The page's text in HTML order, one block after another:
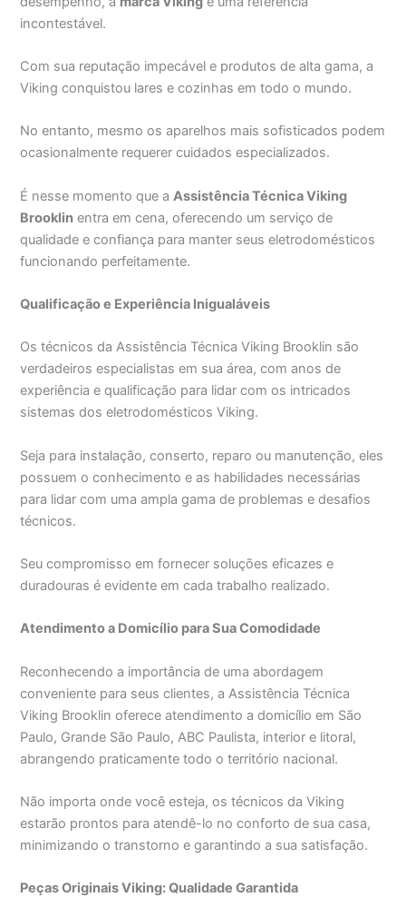
incontestável.
Com sua reputação impecável e produtos de alta gama, a
Viking conquistou lares e cozinhas em todo o mundo.
No entanto, mesmo os aparelhos mais sofisticados podem
ocasionalmente requerer cuidados especializados.
É nesse momento que aAssistência Técnica Viking
Brooklin entra em cena, oferecendo um serviço de
qualidade e confiança para manter seus eletrodomésticos
funcionando perfeitamente.
Qualificação e Experiência Inigualáveis
Os técnicos da Assistência Técnica Viking Brooklin são
verdadeiros especialistas em sua área, com anos de
experiência e qualificação para lidar com os intricados
sistemas dos eletrodomésticos Viking.
Seja para instalação, conserto, reparo ou manutenção, eles
possuem o conhecimento e as habilidades necessárias
para lidar com uma ampla gama de problemas e desafios
técnicos.
Seu compromisso em fornecer soluções eficazes e
duradouras é evidente em cada trabalho realizado.
Atendimento a Domicílio para Sua Comodidade
Reconhecendo a importância de uma abordagem
conveniente para seus clientes, a Assistência Técnica
Viking Brooklin oferece atendimento a domicílio em São
Paulo, Grande São Paulo, ABC Paulista, interior e litoral,
abrangendo praticamente todo o território nacional.
Não importa onde você esteja, os técnicos da Viking
estarão prontos para atendê-lo no conforto de sua casa,
minimizando o transtorno e garantindo a sua satisfação.
Peças Originais Viking: Qualidade Garantida